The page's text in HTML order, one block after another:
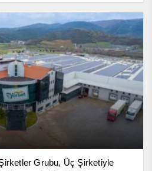
Grubu, Üç Şirketiyle